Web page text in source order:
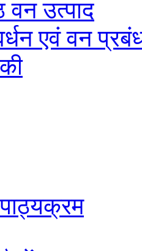
वन उत्पाद
एवं वन